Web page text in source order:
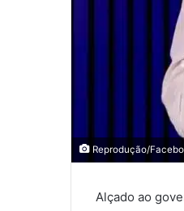
Reprodução/
Alçado ao